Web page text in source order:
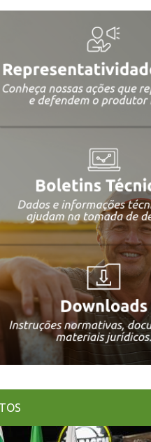
Neon chega ao
pelo Senar/MS